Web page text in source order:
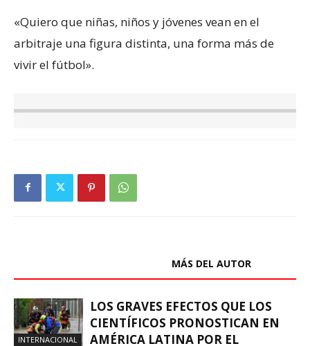
«Quiero que niñas, niños y jóvenes vean en el
arbitraje una figura distinta, una forma más de
vivir el fútbol».
MÁS DEL AUTOR
INTERNACIONAL
LOS GRAVES EFECTOS QUE LOS
CIENTÍFICOS PRONOSTICAN EN
AMÉRICA LATINA POR EL